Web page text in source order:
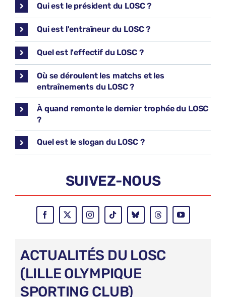
Qui est le président du LOSC ?
Qui est l'entraîneur du LOSC ?
Quel est l'effectif du LOSC ?
Où se déroulent les matchs et les
entraînements du LOSC ?
À quand remonte le dernier trophée du LOSC
?
Quel est le slogan du LOSC ?
SUIVEZ-NOUS
ACTUALITÉS DU LOSC
(LILLE OLYMPIQUE
SPORTING CLUB)